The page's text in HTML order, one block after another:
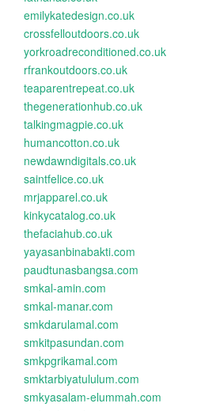
emilykatedesign.co.uk
crossfelloutdoors.co.uk
yorkroadreconditioned.co.uk
rfrankoutdoors.co.uk
teaparentrepeat.co.uk
thegenerationhub.co.uk
talkingmagpie.co.uk
humancotton.co.uk
newdawndigitals.co.uk
saintfelice.co.uk
mrjapparel.co.uk
kinkycatalog.co.uk
thefaciahub.co.uk
yayasanbinabakti.com
paudtunasbangsa.com
smkal-amin.com
smkal-manar.com
smkdarulamal.com
smkitpasundan.com
smkpgrikamal.com
smktarbiyatululum.com
smkyasalam-elummah.com